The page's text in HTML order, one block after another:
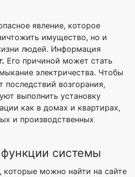
явление, которое
имущество, но и
людей. Информация
Его причиной может стать
электричества. Чтобы
последствий возгорания,
выполнить установку
как в домах и квартирах,
и производственных
системы
можно найти на сайте